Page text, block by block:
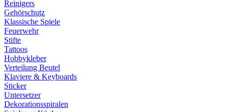
Reinigers
Gehörschutz
Klassische Spiele
Feuerwehr
Stifte
Tattoos
Hobbykleber
Verteilung Beutel
Klaviere & Keyboards
Sticker
Untersetzer
Dekorationsspiralen